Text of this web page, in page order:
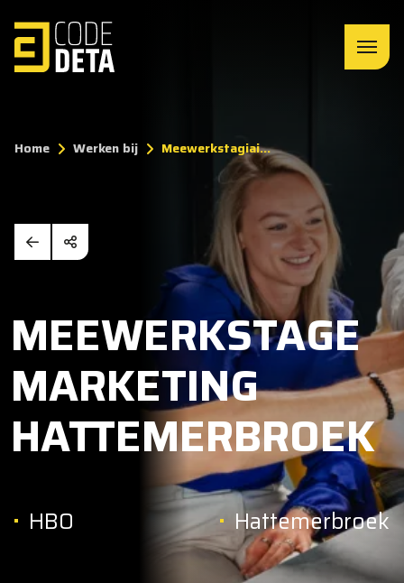
Home Werken bij Meewerkstagiai...
MEEWERKSTAGE
MARKETING
HATTEMERBROEK
HBO Hattemerbroek